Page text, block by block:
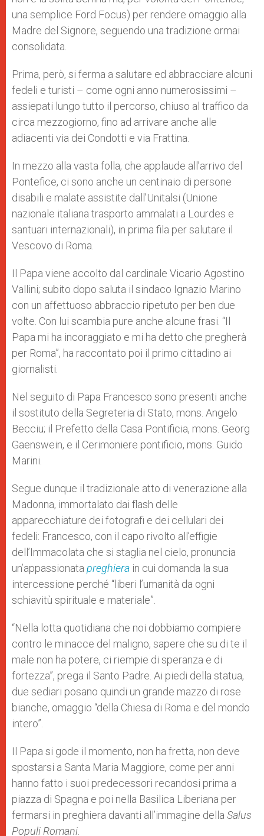
una semplice Ford Focus) per rendere omaggio alla
Madre del Signore, seguendo una tradizione ormai
consolidata.
Prima, però, si ferma a salutare ed abbracciare alcuni
fedeli e turisti – come ogni anno numerosissimi –
assiepati lungo tutto il percorso, chiuso al traffico da
circa mezzogiorno, fino ad arrivare anche alle
adiacenti via dei Condotti e via Frattina.
In mezzo alla vasta folla, che applaude all’arrivo del
Pontefice, ci sono anche un centinaio di persone
disabili e malate assistite dall’Unitalsi (Unione
nazionale italiana trasporto ammalati a Lourdes e
santuari internazionali), in prima fila per salutare il
Vescovo di Roma.
Il Papa viene accolto dal cardinale Vicario Agostino
Vallini; subito dopo saluta il sindaco Ignazio Marino
con un affettuoso abbraccio ripetuto per ben due
volte. Con lui scambia pure anche alcune frasi. “Il
Papa mi ha incoraggiato e mi ha detto che pregherà
per Roma”, ha raccontato poi il primo cittadino ai
giornalisti.
Nel seguito di Papa Francesco sono presenti anche
il sostituto della Segreteria di Stato, mons. Angelo
Becciu; il Prefetto della Casa Pontificia, mons. Georg
Gaenswein, e il Cerimoniere pontificio, mons. Guido
Marini.
Segue dunque il tradizionale atto di venerazione alla
Madonna, immortalato dai flash delle
apparecchiature dei fotografi e dei cellulari dei
fedeli: Francesco, con il capo rivolto all’effigie
dell’Immacolata che si staglia nel cielo, pronuncia
un’appassionata preghiera in cui domanda la sua
intercessione perché “liberi l’umanità da ogni
schiavitù spirituale e materiale”.
“Nella lotta quotidiana che noi dobbiamo compiere
contro le minacce del maligno, sapere che su di te il
male non ha potere, ci riempie di speranza e di
fortezza”, prega il Santo Padre. Ai piedi della statua,
due sediari posano quindi un grande mazzo di rose
bianche, omaggio “della Chiesa di Roma e del mondo
intero”.
Il Papa si gode il momento, non ha fretta, non deve
spostarsi a Santa Maria Maggiore, come per anni
hanno fatto i suoi predecessori recandosi prima a
piazza di Spagna e poi nella Basilica Liberiana per
fermarsi in preghiera davanti all’immagine della Salus
Populi Romani